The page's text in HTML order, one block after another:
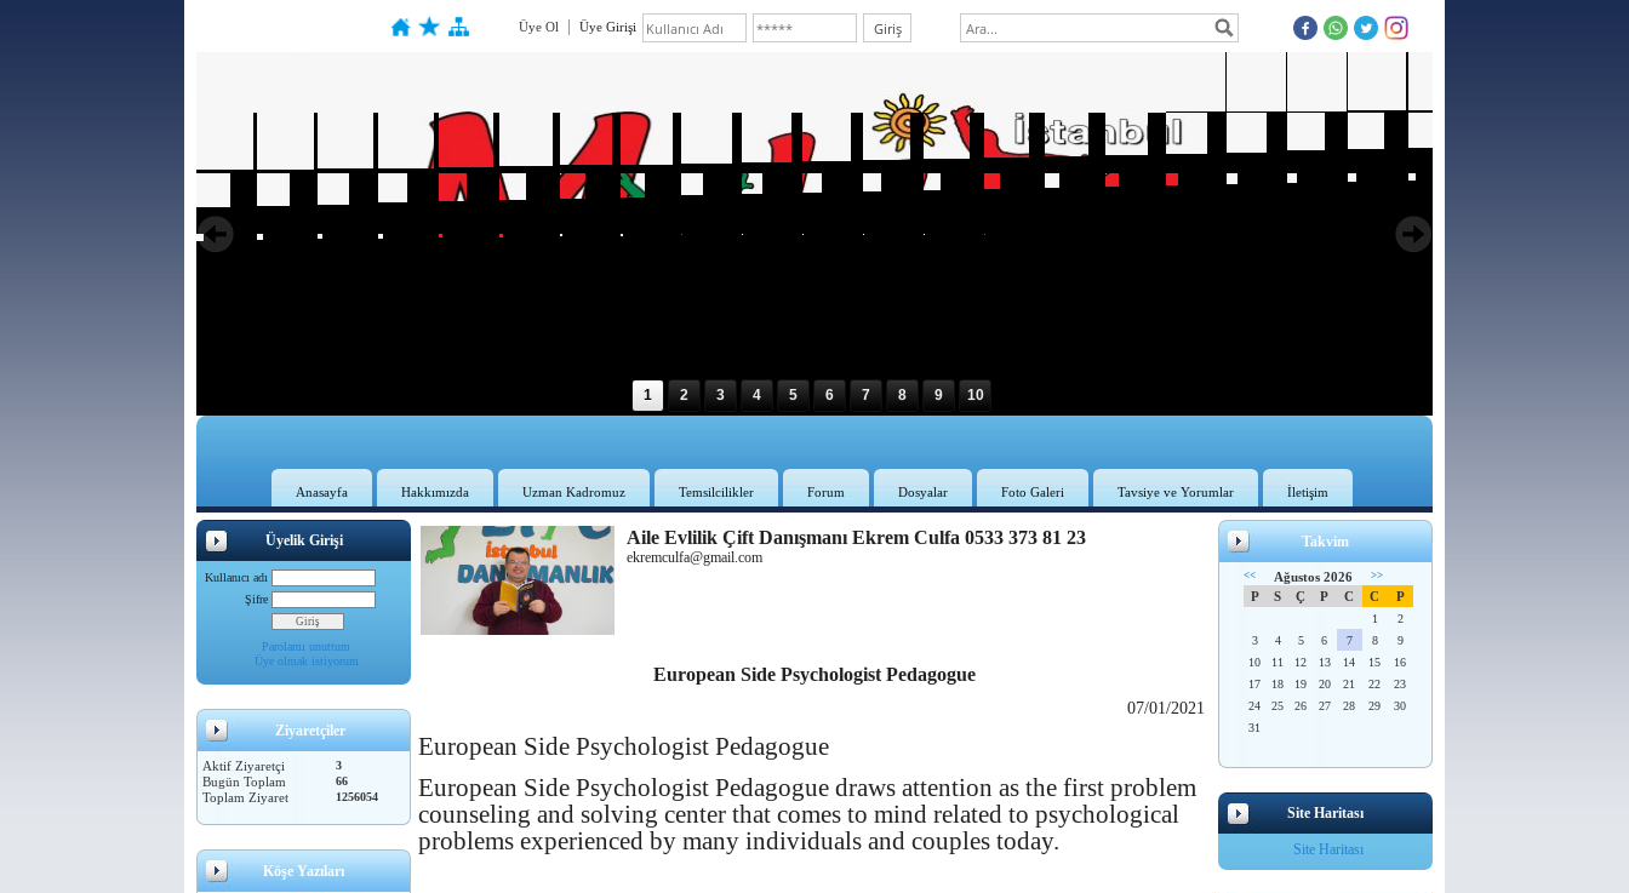
Üye Ol Üye Girişi
1 2 3 4 5 6 7 8 9 10
Anasayfa Hakkımızda Uzman Kadromuz Temsilcilikler Forum Dosyalar Foto Galeri Tavsiye ve Yorumlar İletişim
Üyelik Girişi
Kullanıcı adı
Şifre
Parolamı unuttum
Üye olmak istiyorum
Ziyaretçiler
Aktif Ziyaretçi 3
Bugün Toplam 66
Toplam Ziyaret 1256054
Köşe Yazıları
Aile Evlilik Çift Danışmanı Ekrem Culfa 0533 373 81 23
ekremculfa@gmail.com
European Side Psychologist Pedagogue
07/01/2021
European Side Psychologist Pedagogue
European Side Psychologist Pedagogue draws attention as the first problem
counseling and solving center that comes to mind related to psychological
problems experienced by many individuals and couples today.
Takvim
<< Ağustos 2026 >>
P S Ç P C C P
1
2
3
4 5 6 7 8
9
10
11 12 13 14 15
16
17
18 19 20 21 22
23
24
25 26 27 28 29
30
31
Site Haritası
Site Haritası